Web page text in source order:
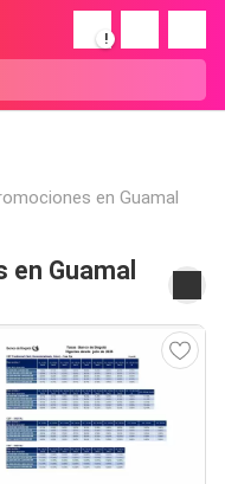
!
en Guamal
Guamal